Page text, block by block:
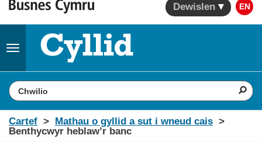
Dewislen EN
Toggle
Search the website
Cartef
Mathau o gyllid a sut i wneud cais
Benthycwyr heblaw’r banc